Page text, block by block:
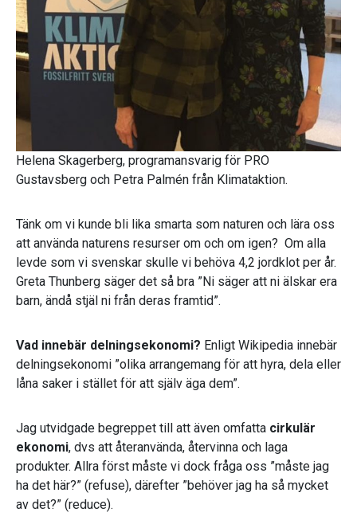
Helena Skagerberg, programansvarig för PRO
Gustavsberg och Petra Palmén från Klimataktion.
Tänk om vi kunde bli lika smarta som naturen och lära oss
att använda naturens resurser om och om igen? Om alla
levde som vi svenskar skulle vi behöva 4,2 jordklot per år.
Greta Thunberg säger det så bra ”Ni säger att ni älskar era
barn, ändå stjäl ni från deras framtid”.
Vad innebär delningsekonomi? Enligt Wikipedia innebär
delningsekonomi ”olika arrangemang för att hyra, dela eller
låna saker i stället för att själv äga dem”.
Jag utvidgade begreppet till att även omfatta cirkulär
ekonomi, dvs att återanvända, återvinna och laga
produkter. Allra först måste vi dock fråga oss ”måste jag
ha det här?” (refuse), därefter ”behöver jag ha så mycket
av det?” (reduce).